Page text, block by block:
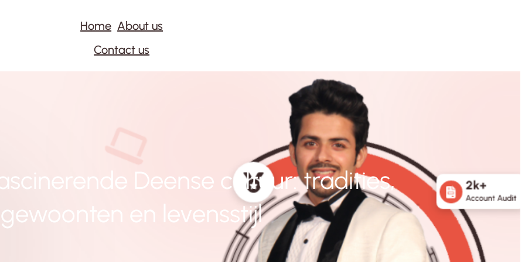
Home About us
Contact us
Deense cultuur: tradities,
gewoonten en levensstijl